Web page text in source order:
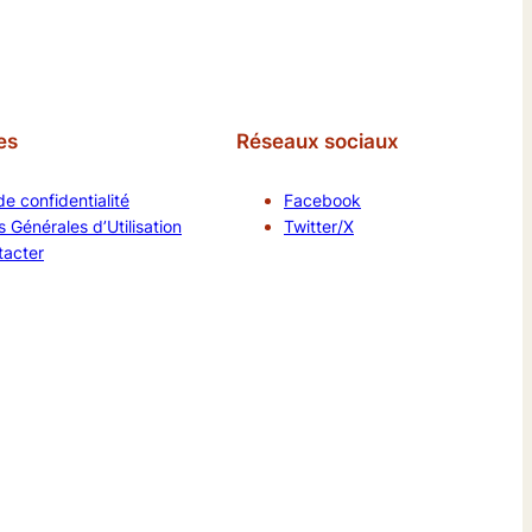
confidentialité
Générales d’Utilisation
Réseaux sociaux
Facebook
Twitter/X